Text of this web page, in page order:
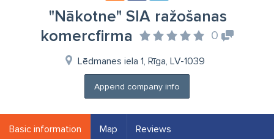
"Nākotne" SIA ražošanas
komercfirma
0
Lēdmanes iela 1, Rīga, LV-1039
Append company info
Basic information Map Reviews